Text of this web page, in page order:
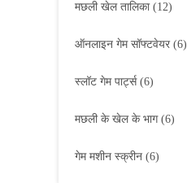
मछली खेल तालिका (12)
ऑनलाइन गेम सॉफ्टवेयर (6)
स्लॉट गेम पार्ट्स (6)
मछली के खेल के भाग (6)
गेम मशीन स्क्रीन (6)